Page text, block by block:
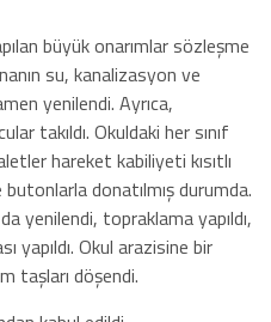
büyük onarımlar sözleşme
su, kanalizasyon ve
yenilendi. Ayrıca,
takıldı. Okuldaki her sınıf
hareket kabiliyeti kısıtlı
donatılmış durumda.
yenilendi, topraklama yapıldı,
yapıldı. Okul arazisine bir
taşları döşendi.